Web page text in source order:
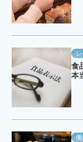
レ
食
本